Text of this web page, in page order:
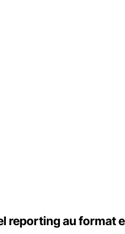
reporting au format